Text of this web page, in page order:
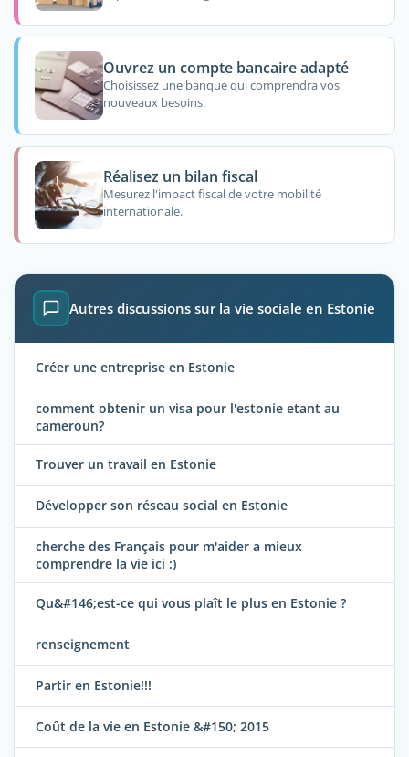
Ouvrez un compte bancaire adapté
Choisissez une banque qui comprendra vos
nouveaux besoins.
Réalisez un bilan fiscal
Mesurez l'impact fiscal de votre mobilité
internationale.
Autres discussions sur la vie sociale en Estonie
Créer une entreprise en Estonie
comment obtenir un visa pour l'estonie etant au
cameroun?
Trouver un travail en Estonie
Développer son réseau social en Estonie
cherche des Français pour m'aider a mieux
comprendre la vie ici :)
Qu&#146;est-ce qui vous plaît le plus en Estonie ?
renseignement
Partir en Estonie!!!
Coût de la vie en Estonie &#150; 2015